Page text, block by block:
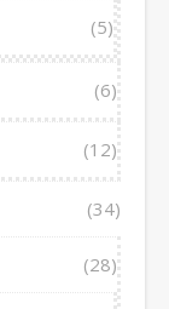
(5)
(6)
(12)
(34)
(28)